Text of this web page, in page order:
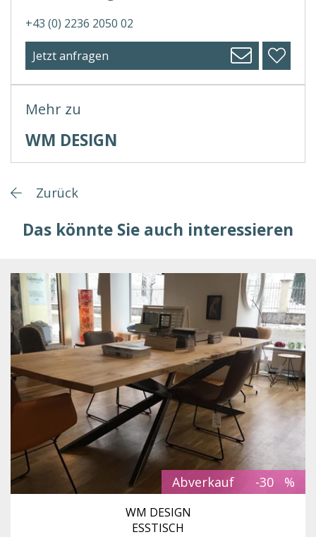
Mehr zu
WM DESIGN
+43 (0) 2236 2050 02
Jetzt anfragen
Zurück
Das könnte Sie auch interessieren
Abverkauf -30
WM DESIGN
ESSTISCH